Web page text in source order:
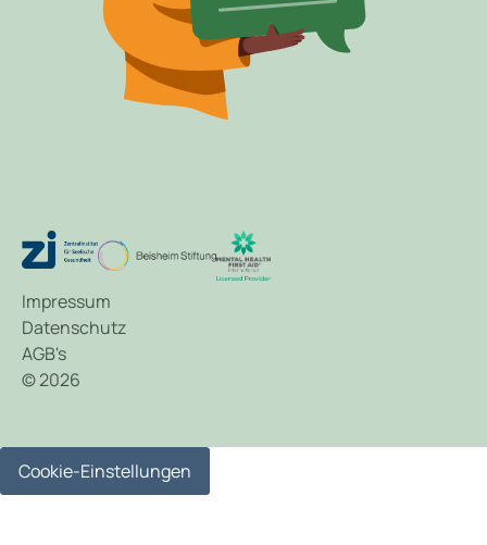
© 2026
Impressum
Datenschutz
AGB's
Cookie-Einstellungen